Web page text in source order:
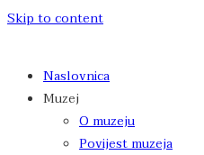
Skip to content
Naslovnica
Muzej
O muzeju
Povijest muzeja